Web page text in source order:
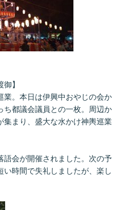
】
業。本日は伊興中おやじの会か
ち都議会議員との一枚。周辺か
集まり、盛大な水かけ神輿巡業
語会が開催されました。次の予
い時間で失礼しましたが、楽し